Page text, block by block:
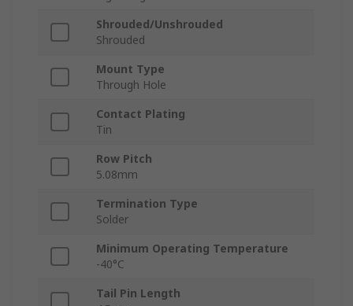
Shrouded/Unshrouded
Shrouded
Mount Type
Through Hole
Contact Plating
Tin
Row Pitch
5.08mm
Termination Type
Solder
Minimum Operating Temperature
-40°C
Tail Pin Length